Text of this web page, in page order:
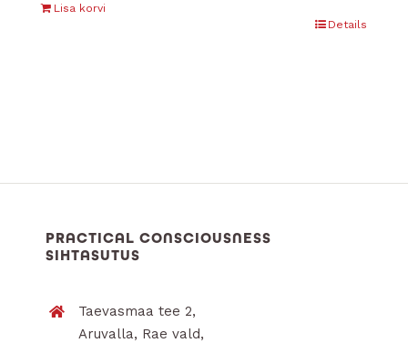
Lisa korvi
Details
PRACTICAL CONSCIOUSNESS
SIHTASUTUS
Taevasmaa tee 2,
Aruvalla, Rae vald,